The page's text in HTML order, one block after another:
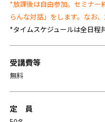
*放課後は自由参加。セミナー
らんな対話」をします。なお
*タイムスケジュールは全日程
受講費等
無料
定 員